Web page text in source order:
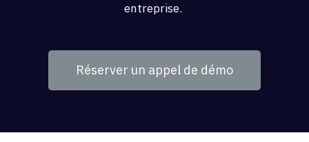
entreprise.
Réserver un appel de démo